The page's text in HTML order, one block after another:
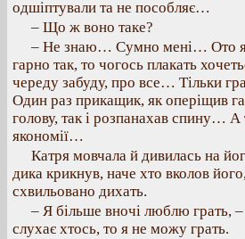
одшіптували та не пособляє…
– Що ж воно таке?
– Не знаю… Сумно мені… Ото як
гарно так, то чогось плакать
череду забуду, про все… Тільки
Один раз прикащик, як оперіщив
голову, так і розпанахав спину… А
якономії…
Катря мовчала й дивилась на
дика крикнув, наче хто вколов
схвильовано дихать.
– Я більше вночі люблю грать,
слухає хтось, то я не можу грать.